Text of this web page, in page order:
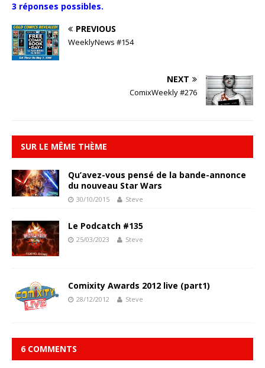
3 réponses possibles.
PREVIOUS
WeeklyNews #154
NEXT
ComixWeekly #276
SUR LE MÊME THÈME
Qu’avez-vous pensé de la bande-annonce
du nouveau Star Wars
30/10/2015 Steve
Le Podcatch #135
25/03/2023 Steve
Comixity Awards 2012 live (part1)
28/12/2012 Steve
6 COMMENTS